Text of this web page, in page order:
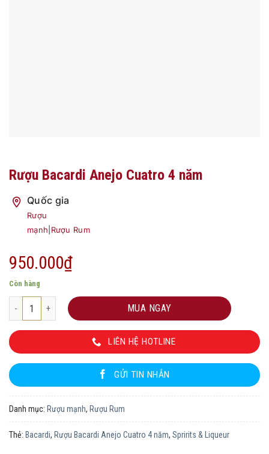
Rượu Bacardi Anejo Cuatro 4 năm
Quốc gia
Rượu
mạnh Rượu Rum
950.000₫
Còn hàng
Rượu Bacardi Anejo Cuatro 4 năm số lượng
MUA NGAY
LIÊN HỆ HOTLINE
GỬI TIN NHẮN
Danh mục: Rượu mạnh, Rượu Rum
Thẻ: Bacardi, Rượu Bacardi Anejo Cuatro 4 năm, Spririts & Liqueur